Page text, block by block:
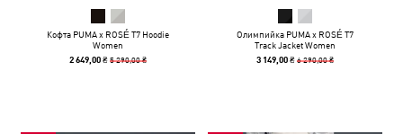
Кофта PUMA x ROSÉ T7 Hoodie
Women
2 649,00 ₴5 290,00 ₴
Олимпийка PUMA x ROSÉ T7
Track Jacket Women
3 149,00 ₴6 290,00 ₴